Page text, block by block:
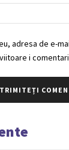
adresa de e-
i